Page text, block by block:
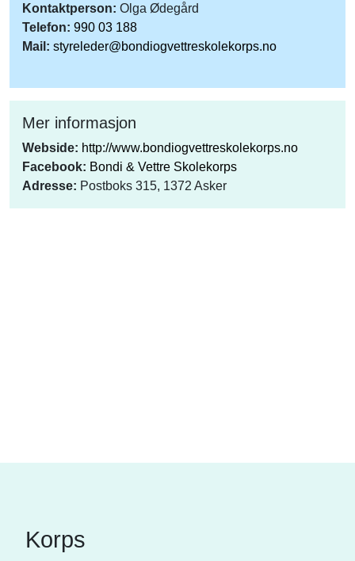
Kontaktperson: Olga Ødegård
Telefon: 990 03 188
Mail: styreleder@bondiogvettreskolekorps.no
Mer informasjon
Webside: http://www.bondiogvettreskolekorps.no
Facebook: Bondi & Vettre Skolekorps
Adresse: Postboks 315, 1372 Asker
Korps